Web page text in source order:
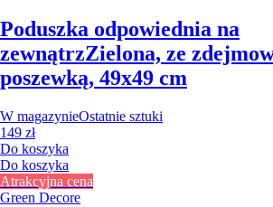
Poduszka odpowiednia na
zewnątrzZielona, ze
poszewką, 49x49 cm
W magazynieOstatnie sztuki
149 zł
Do koszyka
Do koszyka
Atrakcyjna cena
Green Decore